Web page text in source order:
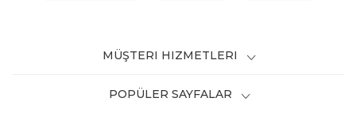
MÜŞTERI HIZMETLERI
POPÜLER SAYFALAR